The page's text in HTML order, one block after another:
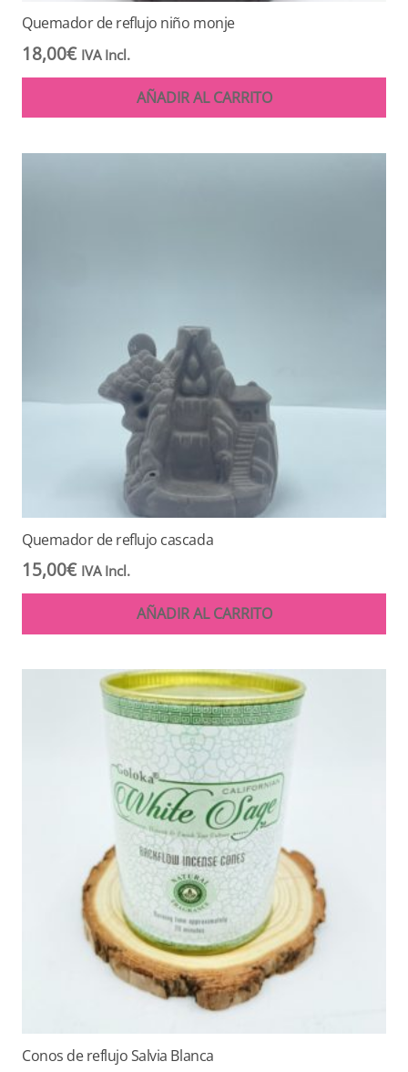
Quemador de reflujo niño monje
18,00€ IVA Incl.
AÑADIR AL CARRITO
Quemador de reflujo cascada
15,00€ IVA Incl.
AÑADIR AL CARRITO
Conos de reflujo Salvia Blanca